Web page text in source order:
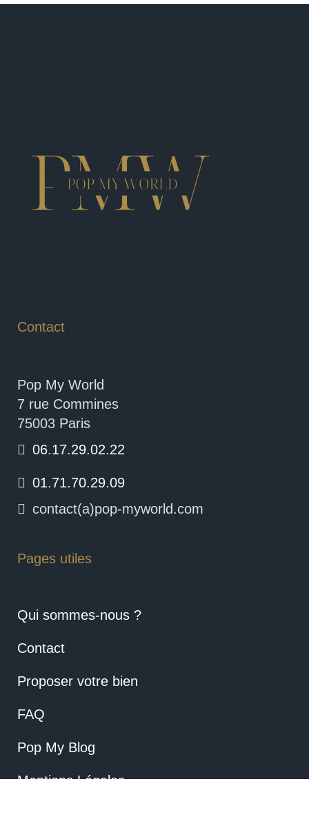
Contact
Pop My World
7 rue Commines
75003 Paris
06.17.29.02.22
01.71.70.29.09
contact(a)pop-myworld.com
Pages utiles
Qui sommes-nous ?
Contact
Proposer votre bien
FAQ
Pop My Blog
Mentions Légales